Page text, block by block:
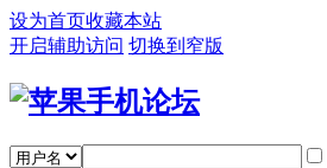
设为首页收藏本站
开启辅助访问 切换到窄版